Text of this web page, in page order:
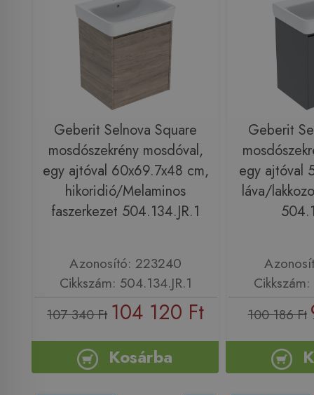
Geberit Selnova Square
mosdószekrény mosdóval,
egy ajtóval 60x69.7x48 cm,
hikoridió/Melaminos
faszerkezet 504.134.JR.1
Azonosító: 223240
Cikkszám: 504.134.JR.1
107 340 Ft 104 120 Ft
Kosárba
Geberit
egy ajtóval
láva/
100 186 Ft